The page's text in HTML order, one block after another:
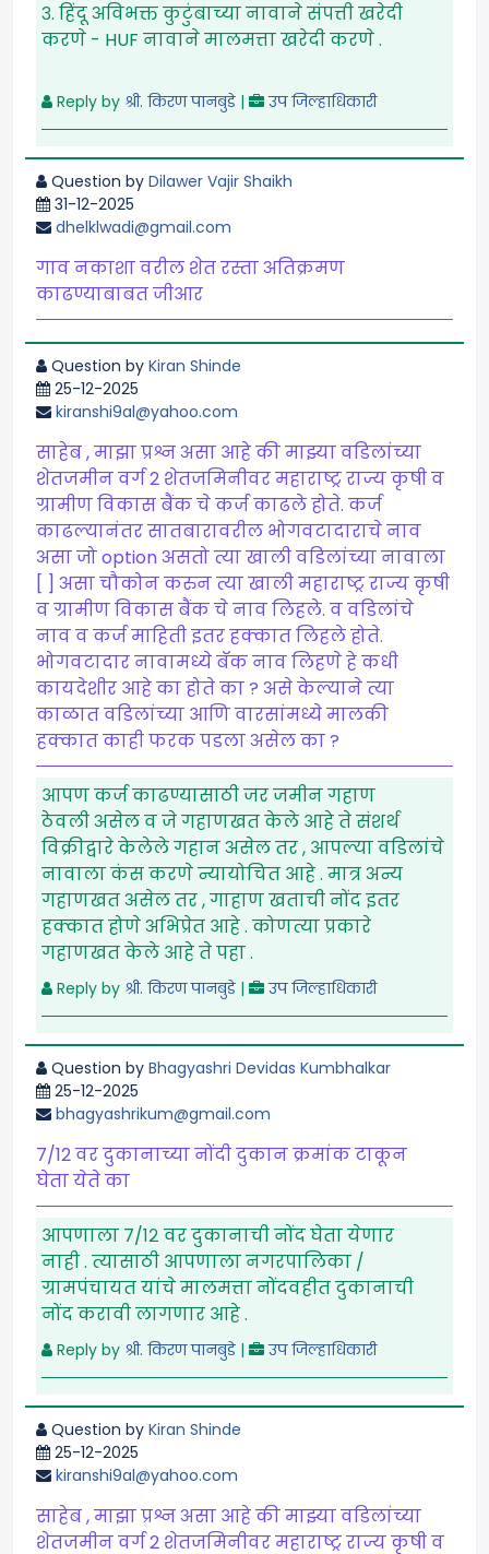
३. हिंदू अविभक्त कुटुंबाच्या नावाने संपत्ती खरेदी
करणे - HUF नावाने मालमत्ता खरेदी करणे .
Reply by श्री. किरण पानबुडे | उप जिल्हाधिकारी
Question byDilawer Vajir Shaikh
31-12-2025
dhelklwadi@gmail.com
गाव नकाशा वरील शेत रस्ता अतिक्रमण
काढण्याबाबत जीआर
Question byKiran Shinde
25-12-2025
kiranshi9al@yahoo.com
साहेब , माझा प्रश्न असा आहे की माझ्या वडिलांच्या
शेतजमीन वर्ग 2 शेतजमिनीवर महाराष्ट्र राज्य कृषी व
ग्रामीण विकास बैंक चे कर्ज काढले होते. कर्ज
काढल्यानंतर सातबारावरील भोगवटादाराचे नाव
असा जो option असतो त्या खाली वडिलांच्या नावाला
[ ] असा चौकोन करुन त्या खाली महाराष्ट्र राज्य कृषी
व ग्रामीण विकास बैंक चे नाव लिहले. व वडिलांचे
नाव व कर्ज माहिती इतर हक्कात लिहले होते.
भोगवटादार नावामध्ये बॅक नाव लिहणे हे कधी
कायदेशीर आहे का होते का ? असे केल्याने त्या
काळात वडिलांच्या आणि वारसांमध्ये मालकी
हक्कात काही फरक पडला असेल का ?
आपण कर्ज काढण्यासाठी जर जमीन गहाण
ठेवली असेल व जे गहाणखत केले आहे ते संशर्थ
विक्रीद्वारे केलेले गहान असेल तर , आपल्या वडिलांचे
नावाला कंस करणे न्यायोचित आहे . मात्र अन्य
गहाणखत असेल तर , गाहाण खताची नोंद इतर
हक्कात होणे अभिप्रेत आहे . कोणत्या प्रकारे
गहाणखत केले आहे ते पहा .
Reply by श्री. किरण पानबुडे | उप जिल्हाधिकारी
Question byBhagyashri Devidas Kumbhalkar
25-12-2025
bhagyashrikum@gmail.com
7/12 वर दुकानाच्या नोंदी दुकान क्रमांक टाकून
घेता येते का
आपणाला ७/१२ वर दुकानाची नोंद घेता येणार
नाही . त्यासाठी आपणाला नगरपालिका /
ग्रामपंचायत यांचे मालमत्ता नोंदवहीत दुकानाची
नोंद करावी लागणार आहे .
Reply by श्री. किरण पानबुडे | उप जिल्हाधिकारी
Question byKiran Shinde
25-12-2025
kiranshi9al@yahoo.com
साहेब , माझा प्रश्न असा आहे की माझ्या वडिलांच्या
शेतजमीन वर्ग 2 शेतजमिनीवर महाराष्ट्र राज्य कृषी व